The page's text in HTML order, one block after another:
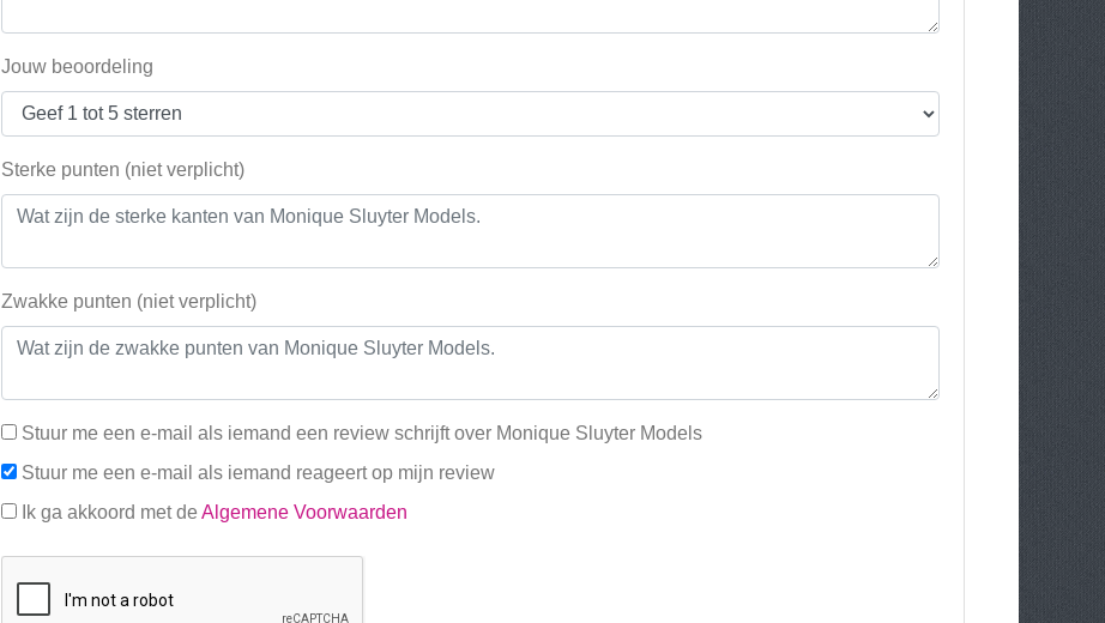
Jouw beoordeling
Sterke punten (niet verplicht)
Zwakke punten (niet verplicht)
Stuur me een e-mail als iemand een review schrijft over Monique Sluyter Models
Stuur me een e-mail als iemand reageert op mijn review
Ik ga akkoord met de Algemene Voorwaarden